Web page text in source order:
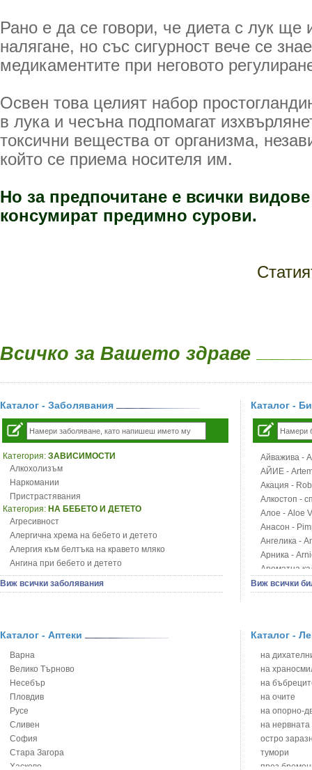
Рано е да се говори, че диета с лук ще
налягане, но със сигурност вече се
медикаментите при неговото
Освен това целият набор
в лука и чесъна подпомагат
токсични вещества от организма,
който се приема носителя им.
Но за предпочитане е всички
консумират предимно сурови.
Всичко за Вашето здраве
Каталог - Заболявания
Категория: ЗАВИСИМОСТИ
Алкохолизъм
Наркомании
Пристрастявания
Категория: НА БЕБЕТО И ДЕТЕТО
Агресивност
Алергична хрема на бебето и детето
Алергия към белтъка на кравето мляко
Ангина при бебето и детето
Анемия при бебето и детето
Апетит - пълни деца
Бронхиална астма при бебето и детето
Варицела
Висока температура на бебето и детето
Възпаление на ушите на бебето и детето
Глисти
Грижа за пъпа на новороденото
Грип при бебето и детето
Гърч
Да отгледам и възпитам детето си
Виж всички заболявания
Каталог -
Айважива -
АЙИЕ -
Акация -
Алкостоп -
Алое - Aloe
Анасон -
Ангелика -
Арника -
Ароматна
Арония -
Блатен
Блян
Бобови
Божур -
Борови
Босилек -
Брей -
Брош -
Бръшлян -
Бряст -
Виж всички
Каталог - Аптеки
Варна
Велико Търново
Несебър
Пловдив
Русе
Сливен
София
Стара Загора
Хасково
Каталог -
на
на
на
на очите
на опорно-
на нервната
остро
тумори
през